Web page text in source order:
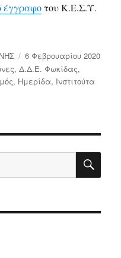
έγγραφοτου Κ.Ε.Σ.Υ.
Δημοσιεύτηκε
την
6 Φεβρουαρίου 2020
,Δ.Δ.Ε. Φωκίδας,
, Ημερίδα, Ινστιτούτα